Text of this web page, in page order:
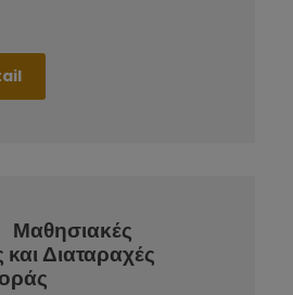
Μαθησιακές
Διαταραχές